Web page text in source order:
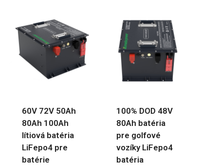
60V 72V 50Ah
80Ah 100Ah
lítiová batéria
LiFepo4 pre
batérie
100% DOD 48V
80Ah batéria
pre golfové
vozíky LiFepo4
batéria